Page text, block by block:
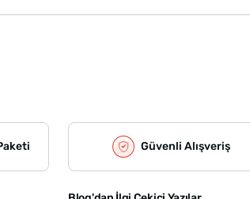
Güvenli Alışveriş